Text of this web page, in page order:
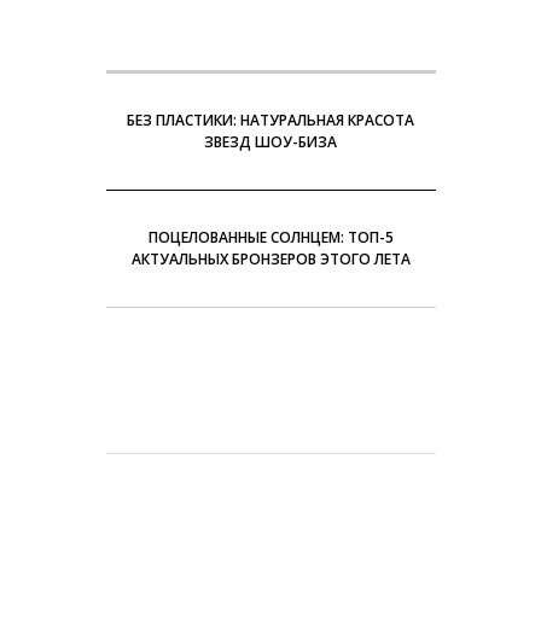
БЕЗ ПЛАСТИКИ: НАТУРАЛЬНАЯ КРАСОТА
ЗВЕЗД ШОУ-БИЗА
ПОЦЕЛОВАННЫЕ СОЛНЦЕМ: ТОП-5
АКТУАЛЬНЫХ БРОНЗЕРОВ ЭТОГО ЛЕТА